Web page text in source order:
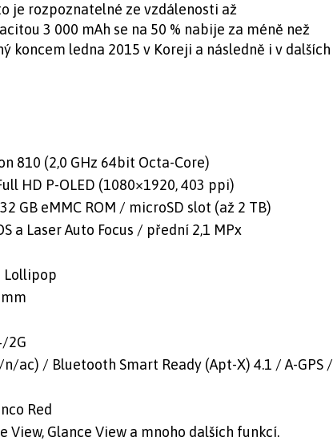
je rozpoznatelné ze vzdálenosti až
3 000 mAh se na 50 % nabije za méně než
koncem ledna 2015 v Koreji a následně i v dalších
810 (2,0 GHz 64bit Octa-Core)
HD P-OLED (1080×1920, 403 ppi)
GB eMMC ROM / microSD slot (až 2 TB)
a Laser Auto Focus / přední 2,1 MPx
Lollipop
2G
ac) / Bluetooth Smart Ready (Apt-X) 4.1 / A-GPS /
Red
View, Glance View a mnoho dalších funkcí.